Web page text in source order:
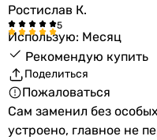
Ростислав К.
Использую: Месяц
Рекомендую купить
Поделиться
Пожаловаться
Сам заменил без
устроено, главное не